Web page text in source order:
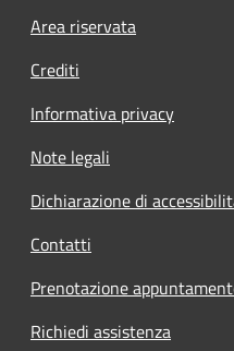
Footer menu
Area riservata
Crediti
Informativa privacy
Note legali
Dichiarazione di
Contatti
Prenotazione
Richiedi assistenza